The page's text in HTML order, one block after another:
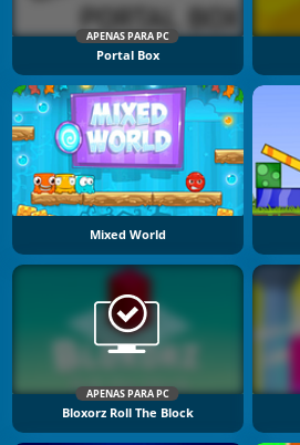
APENAS PARA PC
Portal Box
Mixed World
APENAS PARA PC
Bloxorz Roll The Block